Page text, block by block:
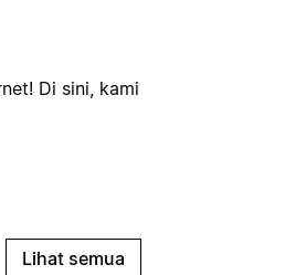
Di sini, kami
Lihat semua